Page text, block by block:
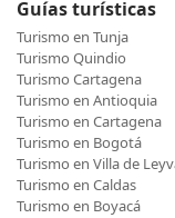
Guías turísticas
Turismo en Tunja
Turismo Quindio
Turismo Cartagena
Turismo en Antioquia
Turismo en Cartagena
Turismo en Bogotá
Turismo en Villa de
Turismo en Caldas
Turismo en Boyacá